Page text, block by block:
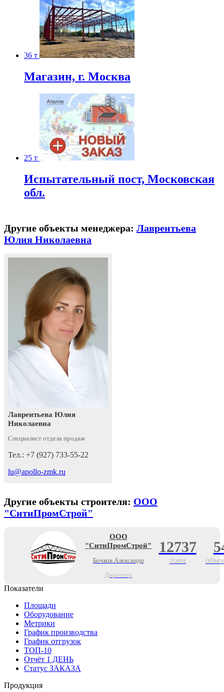
36 т
Магазин, г. Москва
25 т
Испытательный пост, Московская
обл.
Другие объекты менеджера: Лаврентьева
Юлия Николаевна
Лаврентьева Юлия
Николаевна
Специалист отдела продаж
Тел.: +7 (927) 733-55-22
lu@apollo-zmk.ru
Другие объекты строителя: ООО
"СитиПромСтрой"
ООО
"СитиПромСтрой"
Бочков Александр
Директор
12737
тонн
Показатели
Площади
Оборудование
Метрики
График производства
График отгрузок
ТОП-10
Отчёт 1 ДЕНЬ
Статус ЗАКАЗА
Продукция